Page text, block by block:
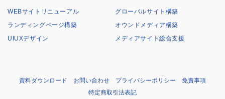
WEBサイトリニューアル
グローバルサイト構築
ランディングページ構築
オウンドメディア構築
UIUXデザイン
メディアサイト総合支援
資料ダウンロード お問い合わせ プライバシーポリシー
免責事項
特定商取引法表記